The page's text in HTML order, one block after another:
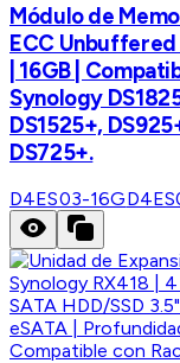
Módulo de
ECC Unbuffered
| 16GB |
Synology
DS1525+,
DS725+.
D4ES03-16G